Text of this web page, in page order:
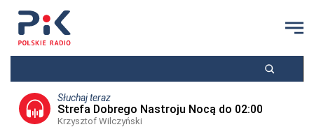
Słuchaj teraz
Strefa Dobrego Nastroju Nocą do 02:00
Krzysztof Wilczyński